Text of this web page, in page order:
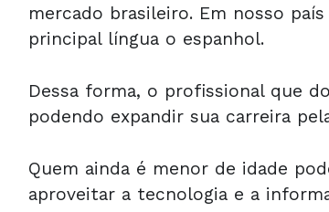
mercado brasileiro. Em nosso
principal língua o espanhol.
Dessa forma, o profissional que
podendo expandir sua carreira
Quem ainda é menor de idade
aproveitar a tecnologia e a